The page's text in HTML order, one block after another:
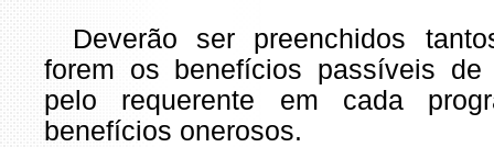
Deverão ser preenchidos
forem os benefícios passíveis de
pelo requerente em cada
benefícios onerosos.